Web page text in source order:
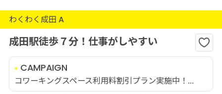
わくわく成田 A
成田駅徒歩７分！仕事がしやすい
CAMPAIGN
コワーキングスペース利用料割引プラン実施中！...